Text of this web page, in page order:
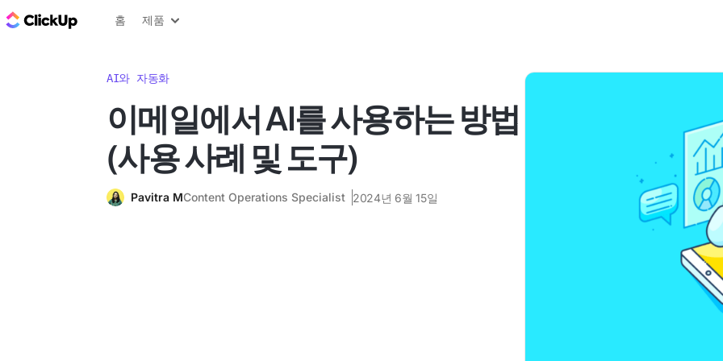
ClickUp 블로그
홈 제품
AI와 자동화
이메일에서 AI를 사용하는 방법
(사용 사례 및 도구)
Pavitra MContent Operations Specialist 2024년 6월 15일